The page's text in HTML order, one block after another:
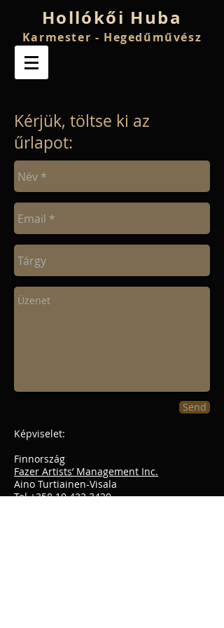
Hollókői Huba
Karmester - Hegedűművész
Kérjük, töltse ki az
űrlapot:
Send
Képviselet:
Finnország
Fazer Artists’ Management Inc.
Aino Turtiainen-Visala
Tel+358 10 422 3420